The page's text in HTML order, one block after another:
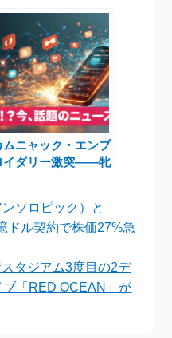
ールで決定
ムニャック・エンブ
イダリー激突――牝
ソロピック）と
ドル契約で株価27%急
タジアム3度目の2デ
「RED OCEAN」が